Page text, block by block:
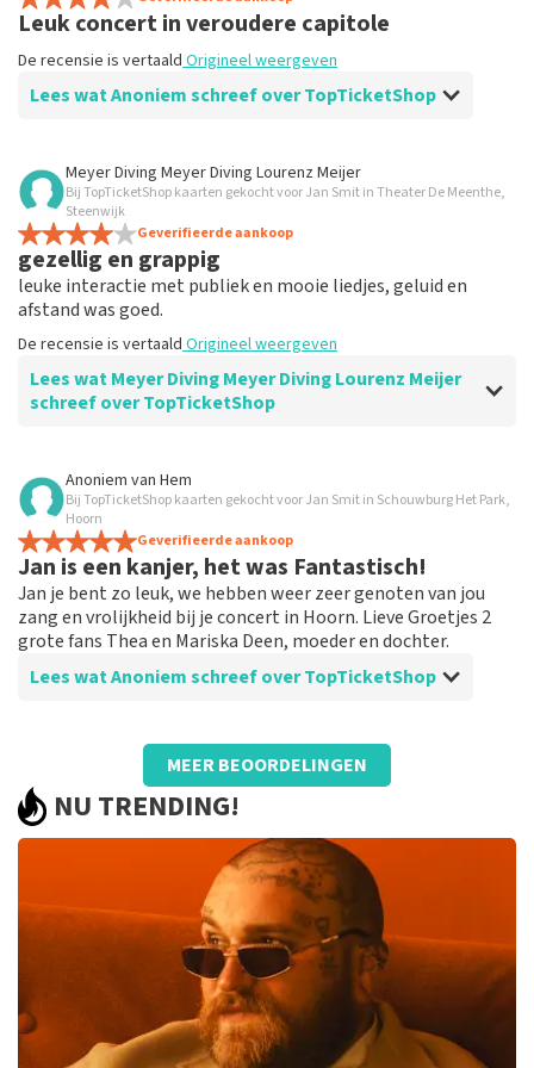
Leuk concert in veroudere capitole
De recensie is vertaald Origineel weergeven
Lees wat Anoniem schreef over TopTicketShop
Beoordeling van Anoniem over TopTicketShop
Wederom goede service
De recensie is vertaaldOrigineel weergeven
Meyer Diving Meyer Diving Lourenz Meijer
Bij TopTicketShop kaarten gekocht voor Jan Smit in Theater De Meenthe,
Steenwijk
Geverifieerde aankoop
gezellig en grappig
leuke interactie met publiek en mooie liedjes, geluid en
afstand was goed.
De recensie is vertaald Origineel weergeven
Lees wat Meyer Diving Meyer Diving Lourenz Meijer
schreef over TopTicketShop
Beoordeling van Meyer Diving Meyer Diving Lourenz Meijer
overTopTicketShop
Goed idee
Prima
De recensie is vertaald Origineel weergeven
Anoniem van Hem
Bij TopTicketShop kaarten gekocht voor Jan Smit in Schouwburg Het Park,
Hoorn
Geverifieerde aankoop
Jan is een kanjer, het was Fantastisch!
Jan je bent zo leuk, we hebben weer zeer genoten van jou
zang en vrolijkheid bij je concert in Hoorn. Lieve Groetjes 2
grote fans Thea en Mariska Deen, moeder en dochter.
Lees wat Anoniem schreef over TopTicketShop
Beoordeling van Anoniem overTopTicketShop
Vriendelijk
Goed geholpen.
MEER BEOORDELINGEN
NU TRENDING!